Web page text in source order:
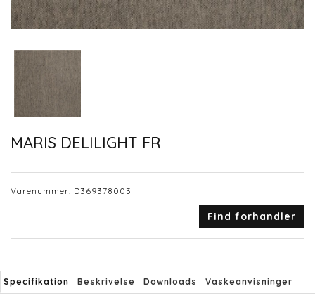
MARIS DELILIGHT FR
Varenummer: D369378003
Find forhandler
Specifikation Beskrivelse Downloads Vaskeanvisninger